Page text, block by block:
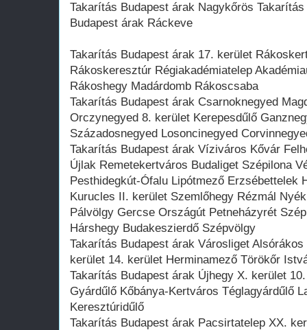
Takarítás Budapest árak Nagykőrös
Budapest árak Ráckeve
Takarítás Budapest árak 17. kerület
Rákoskeresztúr Régiakadémiatelep
Rákoshegy Madárdomb Rákoscsaba
Takarítás Budapest árak Csarnoknegyed
Orczynegyed 8. kerület Kerepesdűlő
Századosnegyed Losoncinegyed
Takarítás Budapest árak Víziváros Kővár
Újlak Remetekertváros Budaliget Szépilona
Pesthidegkút-Ófalu Lipótmező Erzsébettelek
Kurucles II. kerület Szemlőhegy Rézmál
Pálvölgy Gercse Országút Petneházyrét
Hárshegy Budakeszierdő Szépvölgy
Takarítás Budapest árak Városliget
kerület 14. kerület Herminamező Törökőr
Takarítás Budapest árak Újhegy X. kerület
Gyárdűlő Kőbánya-Kertváros Téglagyárdűlő
Keresztúridűlő
Takarítás Budapest árak Pacsirtatelep XX.